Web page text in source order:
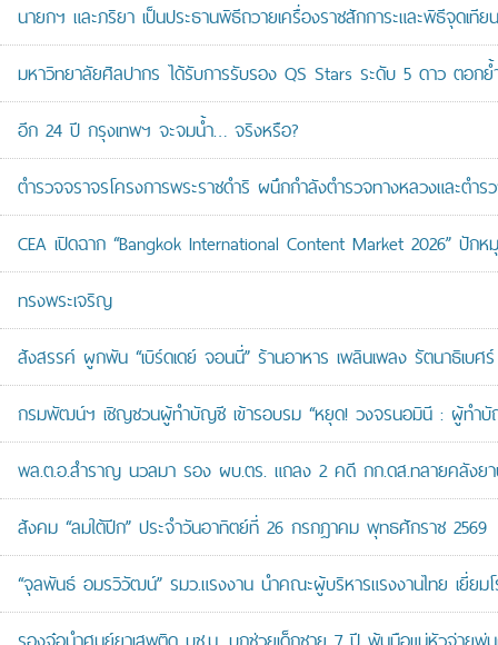
นายกฯ และภริยา เป็นประธานพิธีถวายเครื่องราชสักการะและพิธีจุดเ
มหาวิทยาลัยศิลปากร ได้รับการรับรอง QS Stars ระดับ 5 ดาว ตอก
อีก 24 ปี กรุงเทพฯ จะจมน้ำ… จริงหรือ?
ตำรวจจราจรโครงการพระราชดำริ ผนึกกำลังตำรวจทางหลวงและตำ
CEA เปิดฉาก “Bangkok International Content Market 2026” ปั
ทรงพระเจริญ
สังสรรค์ ผูกพัน “เบิร์ดเดย์ จอนนี่” ร้านอาหาร เพลินเพลง รัตนาธิเบศ
กรมพัฒน์ฯ เชิญชวนผู้ทำบัญชี เข้ารอบรม “หยุด! วงจรนอมินี : ผู้ทำ
พล.ต.อ.สำราญ นวลมา รอง ผบ.ตร. แถลง 2 คดี กก.ดส.ทลายคลังย
สังคม “ลมใต้ปีก” ประจำวันอาทิตย์ที่ 26 กรกฎาคม พุทธศักราช 2569
“จุลพันธ์ อมรวิวัฒน์” รมว.แรงงาน นำคณะผู้บริหารแรงงานไทย เยี่ยม